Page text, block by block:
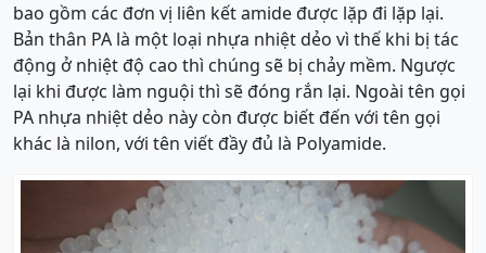
bao gồm các đơn vị liên kết amide được lặp đi lặp lại.
Bản thân PA là một loại nhựa nhiệt dẻo vì thế khi bị tác
động ở nhiệt độ cao thì chúng sẽ bị chảy mềm. Ngược
lại khi được làm nguội thì sẽ đóng rắn lại. Ngoài tên gọi
PA nhựa nhiệt dẻo này còn được biết đến với tên gọi
khác là nilon, với tên viết đầy đủ là Polyamide.